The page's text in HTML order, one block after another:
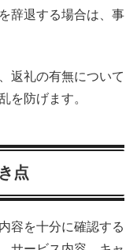
辞退する場合は、事
返礼の有無について
を防げます。
点
容を十分に確認する